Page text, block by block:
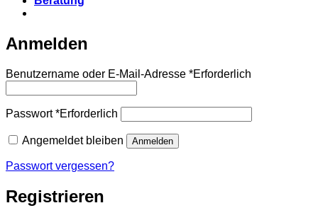
Anmelden
Benutzername oder E-Mail-Adresse *Erforderlich
Passwort*Erforderlich
Angemeldet bleiben Anmelden
Passwort vergessen?
Registrieren